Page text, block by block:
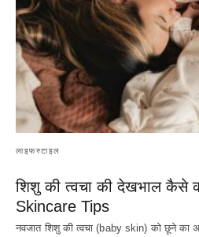
लाइफस्टाइल
शिशु की त्वचा की देखभाल
Skincare Tips
नवजात शिशु की त्वचा (baby skin) को छूने का